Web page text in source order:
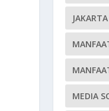
JAKARTA
MEDIA